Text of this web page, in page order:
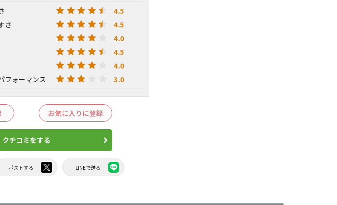
4.5
さ 4.5
4.0
4.5
4.0
フォーマンス 3.0
お気に入りに登録
クチコミをする
ポストする LINEで送る